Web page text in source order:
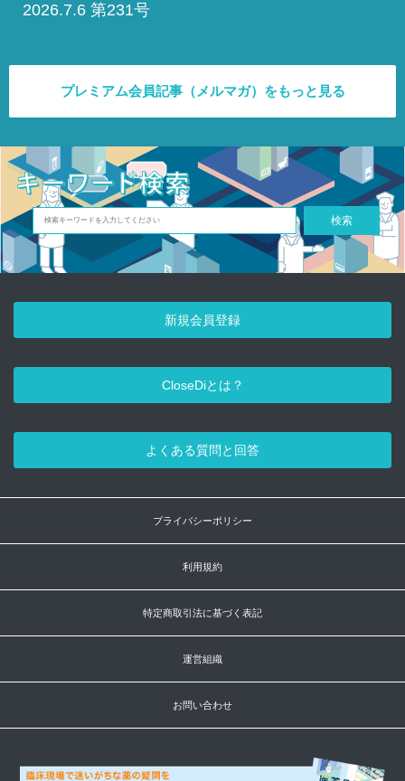
2026.7.6 第231号
プレミアム会員記事（メルマガ）をもっと見る
検索
新規会員登録
CloseDiとは？
よくある質問と回答
プライバシーポリシー
利用規約
特定商取引法に基づく表記
運営組織
お問い合わせ